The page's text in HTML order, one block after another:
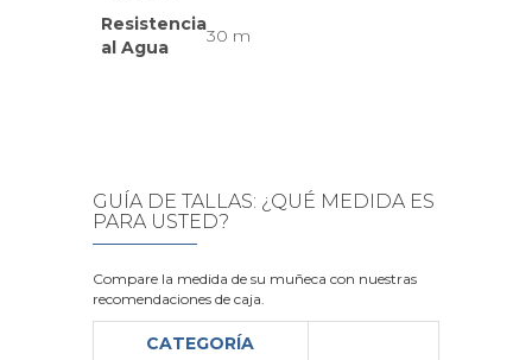
Resistencia
al Agua
30 m
GUÍA DE TALLAS: ¿QUÉ MEDIDA ES
PARA USTED?
Compare la medida de su muñeca con nuestras
recomendaciones de caja.
CATEGORÍA